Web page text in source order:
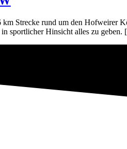
Strecke rund um den Hofweirer
in sportlicher Hinsicht alles zu